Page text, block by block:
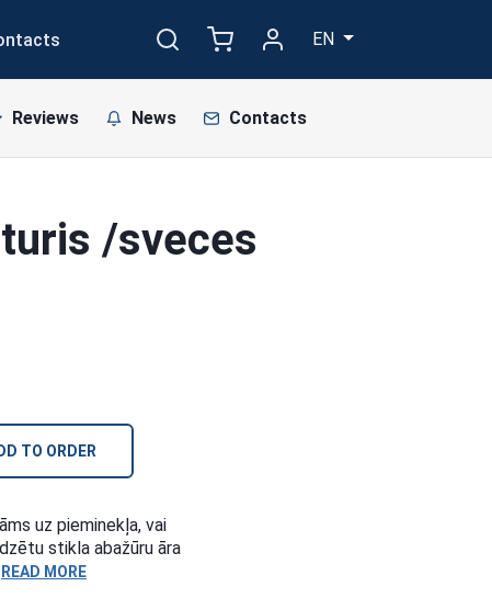
EN
Reviews News Contacts
/sveces
TO ORDER
uz pieminekļa, vai
stikla abažūru āra
READ MORE